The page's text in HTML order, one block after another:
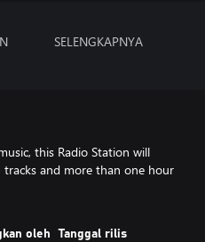
SELENGKAPNYA
this Radio Station will
and more than one hour
oleh Tanggal rilis